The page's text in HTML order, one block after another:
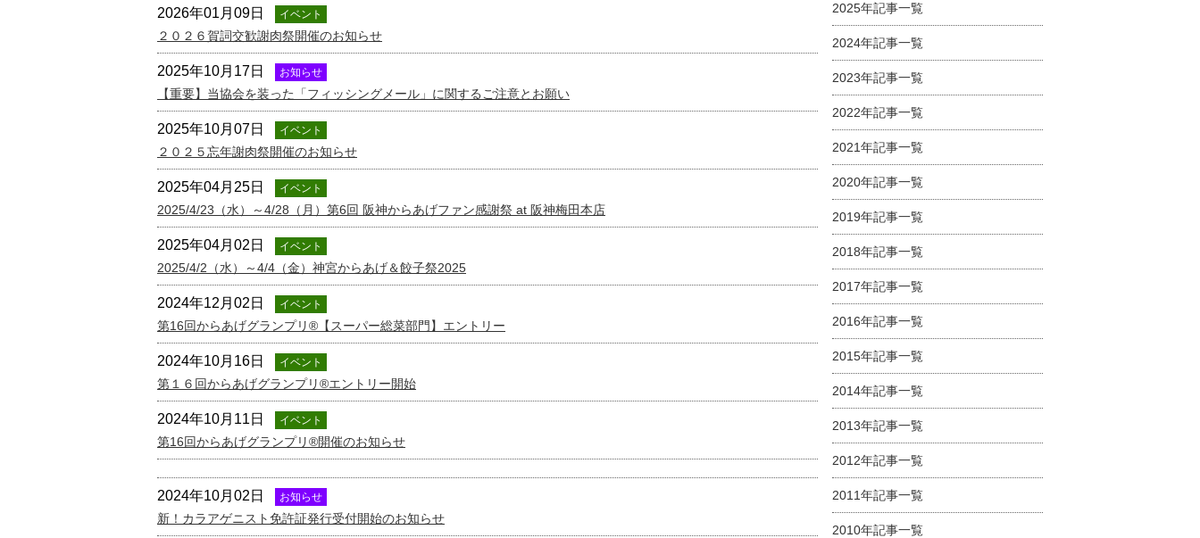
2026年01月09日
イベント
２０２６賀詞交歓謝肉祭開催のお知らせ
2025年10月17日
お知らせ
【重要】当協会を装った「フィッシングメール」に関するご注意とお願い
2025年10月07日
イベント
２０２５忘年謝肉祭開催のお知らせ
2025年04月25日
イベント
2025/4/23（水）～4/28（月）第6回 阪神からあげファン感謝祭 at 阪神梅田本店
2025年04月02日
イベント
2025/4/2（水）～4/4（金）神宮からあげ＆餃子祭2025
2024年12月02日
イベント
第16回からあげグランプリ®【スーパー総菜部門】エントリー
2024年10月16日
イベント
第１６回からあげグランプリ®エントリー開始
2024年10月11日
イベント
第16回からあげグランプリ®開催のお知らせ
2024年10月02日
お知らせ
新！カラアゲニスト免許証発行受付開始のお知らせ
2025年記事一覧
2024年記事一覧
2023年記事一覧
2022年記事一覧
2021年記事一覧
2020年記事一覧
2019年記事一覧
2018年記事一覧
2017年記事一覧
2016年記事一覧
2015年記事一覧
2014年記事一覧
2013年記事一覧
2012年記事一覧
2011年記事一覧
2010年記事一覧